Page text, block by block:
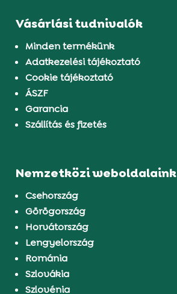
Vásárlási tudnivalók
Minden termékünk
Adatkezelési tájékoztató
Cookie tájékoztató
ÁSZF
Garancia
Szállítás és fizetés
Nemzetközi weboldalaink
Csehország
Görögország
Horvátország
Lengyelország
Románia
Szlovákia
Szlovénia